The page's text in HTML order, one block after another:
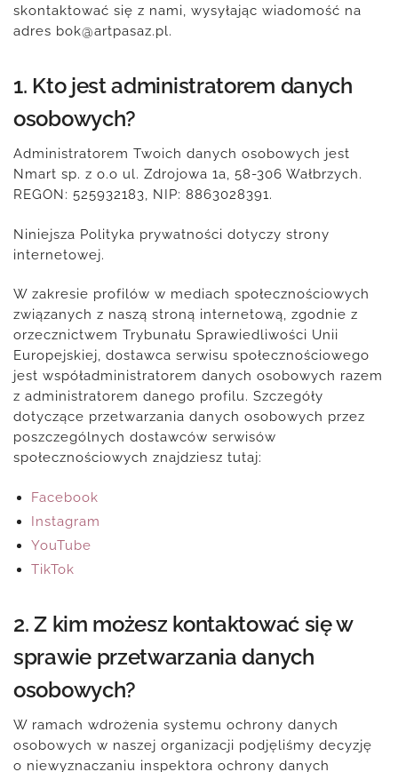
skontaktować się z nami, wysyłając wiadomość na
adres bok@artpasaz.pl.
1. Kto jest administratorem danych
osobowych?
Administratorem Twoich danych osobowych jest
Nmart sp. z o.o ul. Zdrojowa 1a, 58-306 Wałbrzych.
REGON: 525932183, NIP: 8863028391.
Niniejsza Polityka prywatności dotyczy strony
internetowej.
W zakresie profilów w mediach społecznościowych
związanych z naszą stroną internetową, zgodnie z
orzecznictwem Trybunału Sprawiedliwości Unii
Europejskiej, dostawca serwisu społecznościowego
jest współadministratorem danych osobowych razem
z administratorem danego profilu. Szczegóły
dotyczące przetwarzania danych osobowych przez
poszczególnych dostawców serwisów
społecznościowych znajdziesz tutaj:
Facebook
Instagram
YouTube
TikTok
2. Z kim możesz kontaktować się w
sprawie przetwarzania danych
osobowych?
W ramach wdrożenia systemu ochrony danych
osobowych w naszej organizacji podjęliśmy decyzję
o niewyznaczaniu inspektora ochrony danych